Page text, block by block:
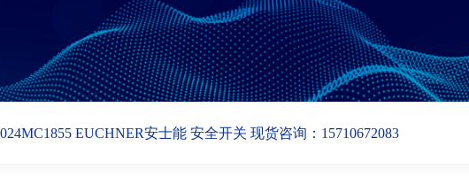
EUCHNER安士能 安全开关 现货咨询：15710672083